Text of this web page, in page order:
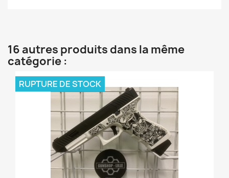
16 autres produits dans la même
catégorie :
RUPTURE DE STOCK